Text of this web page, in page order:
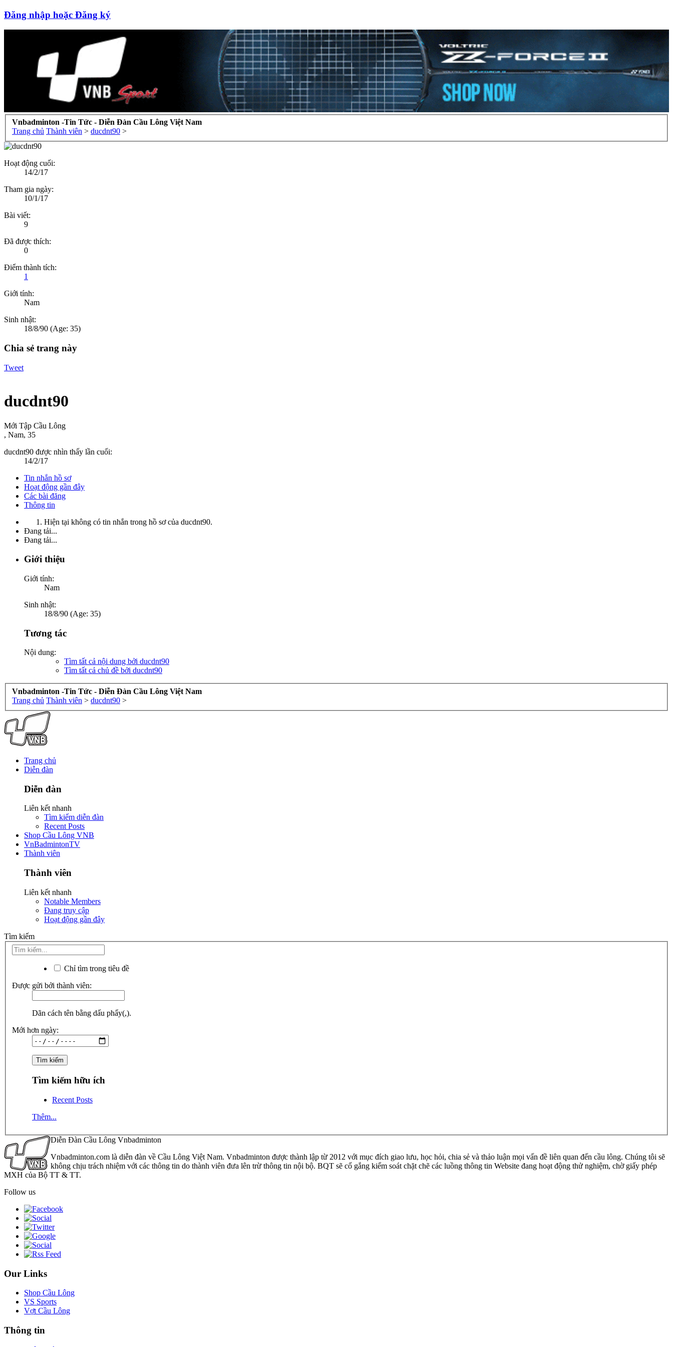
Đăng nhập hoặc Đăng ký
Vnbadminton -Tin Tức - Diễn Đàn Cầu Lông Việt Nam
Trang chủ Thành viên > ducdnt90 >
Hoạt động cuối:
14/2/17
Tham gia ngày:
10/1/17
Bài viết:
9
Đã được thích:
0
Điểm thành tích:
1
Giới tính:
Nam
Sinh nhật:
18/8/90 (Age: 35)
Chia sẻ trang này
Tweet
ducdnt90
Mới Tập Cầu Lông
, Nam, 35
ducdnt90 được nhìn thấy lần cuối:
14/2/17
Tin nhắn hồ sơ
Hoạt động gần đây
Các bài đăng
Thông tin
Hiện tại không có tin nhắn trong hồ sơ của ducdnt90.
Đang tải...
Đang tải...
Giới thiệu
Giới tính:
Nam
Sinh nhật:
18/8/90 (Age: 35)
Tương tác
Nội dung:
Tìm tất cả nội dung bởi ducdnt90
Tìm tất cả chủ đề bởi ducdnt90
Vnbadminton -Tin Tức - Diễn Đàn Cầu Lông Việt Nam
Trang chủ Thành viên > ducdnt90 >
Trang chủ
Diễn đàn
Diễn đàn
Liên kết nhanh
Tìm kiếm diễn đàn
Recent Posts
Shop Cầu Lông VNB
VnBadmintonTV
Thành viên
Thành viên
Liên kết nhanh
Notable Members
Đang truy cập
Hoạt động gần đây
Tìm kiếm
Chỉ tìm trong tiêu đề
Được gửi bởi thành viên:
Dãn cách tên bằng dấu phẩy(,).
Mới hơn ngày:
Tìm kiếm hữu ích
Recent Posts
Thêm...
Diễn Đàn Cầu Lông Vnbadminton
Vnbadminton.com là diễn đàn về Cầu Lông Việt Nam. Vnbadminton được thành lập từ 2012 với mục đích giao lưu, học hỏi, chia sẻ và thảo luận mọi vấn đề liên quan đến cầu lông. Chúng tôi sẽ
không chịu trách nhiệm với các thông tin do thành viên đưa lên trừ thông tin nội bộ. BQT sẽ cố gắng kiểm soát chặt chẽ các luồng thông tin Website đang hoạt động thử nghiệm, chờ giấy phép
MXH của Bộ TT & TT.
Follow us
Our Links
Shop Cầu Lông
VS Sports
Vợt Cầu Lông
Thông tin